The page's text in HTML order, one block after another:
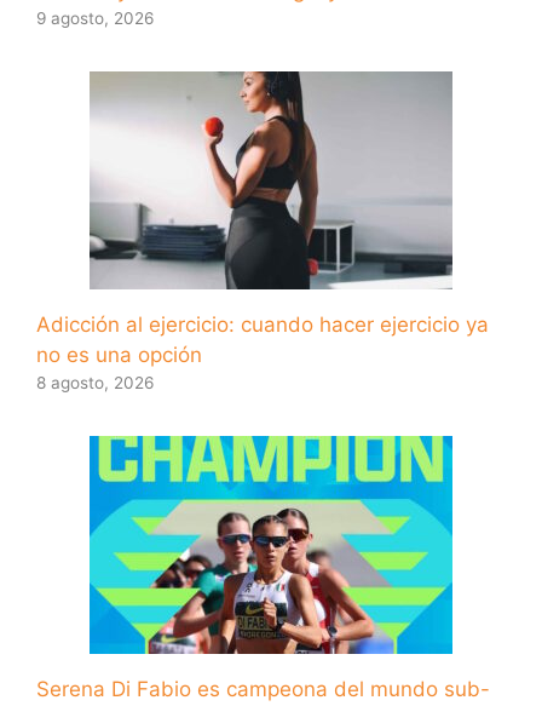
9 agosto, 2026
Adicción al ejercicio: cuando hacer ejercicio ya
no es una opción
8 agosto, 2026
Serena Di Fabio es campeona del mundo sub-